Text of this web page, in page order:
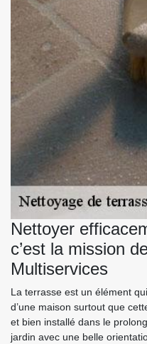
Nettoyer
c’est la mission
Multiservices
La terrasse est un élément
d’une maison surtout que
et bien installé dans le
jardin avec une belle